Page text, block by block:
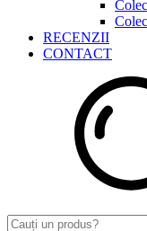
RECENZII
CONTACT